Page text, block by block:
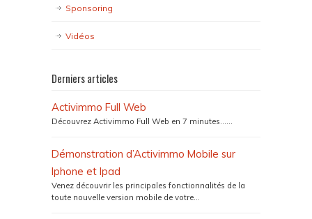
Sponsoring
Vidéos
Derniers articles
Activimmo Full Web
Découvrez Activimmo Full Web en 7 minutes…...
Démonstration d’Activimmo Mobile sur
Iphone et Ipad
Venez découvrir les principales fonctionnalités de la
toute nouvelle version mobile de votre...